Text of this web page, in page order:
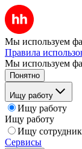
Мы используем
Правила
Мы используем
Понятно
Ищу работу
Ищу работу
Ищу работу
Ищу
Сервисы